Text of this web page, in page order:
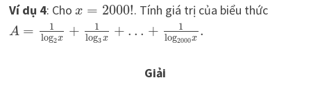
Ví dụ 4: Cho x = 2000!. Tính giá trị của biểu thức
A =
1
log2x +
1
log3x + … +
1
log2000x .
Giải